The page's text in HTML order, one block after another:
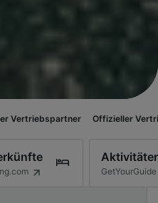
Offizieller Vertriebspartner
GetYourGuide